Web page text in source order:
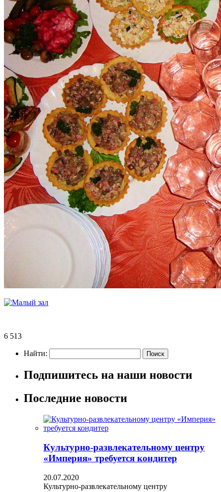
6 513
Найти:
Подпишитесь на наши новости
Последние новости
Культурно-развлекательному центру
«Империя» требуется кондитер
20.07.2020
Культурно-развлекательному центру